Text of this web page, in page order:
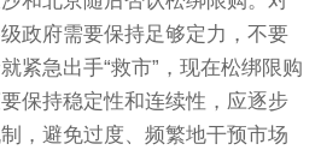
政府需要保持足够定力，不要
紧急出手“救市”，现在松绑限购
保持稳定性和连续性，应逐步
，避免过度、频繁地干预市场